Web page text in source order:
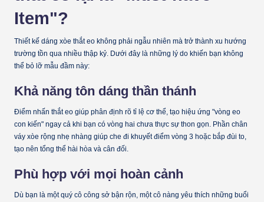
Item"?
Thiết kế dáng xòe thắt eo không phải ngẫu nhiên mà trở thành xu hướng
trường tồn qua nhiều thập kỷ. Dưới đây là những lý do khiến bạn không
thể bỏ lỡ mẫu đầm này:
Khả năng tôn dáng thần thánh
Điểm nhấn thắt eo giúp phân định rõ tỉ lệ cơ thể, tạo hiệu ứng "vòng eo
con kiến" ngay cả khi bạn có vòng hai chưa thực sự thon gọn. Phần chân
váy xòe rộng nhẹ nhàng giúp che đi khuyết điểm vòng 3 hoặc bắp đùi to,
tạo nên tổng thể hài hòa và cân đối.
Phù hợp với mọi hoàn cảnh
Dù bạn là một quý cô công sở bận rộn, một cô nàng yêu thích những buổi